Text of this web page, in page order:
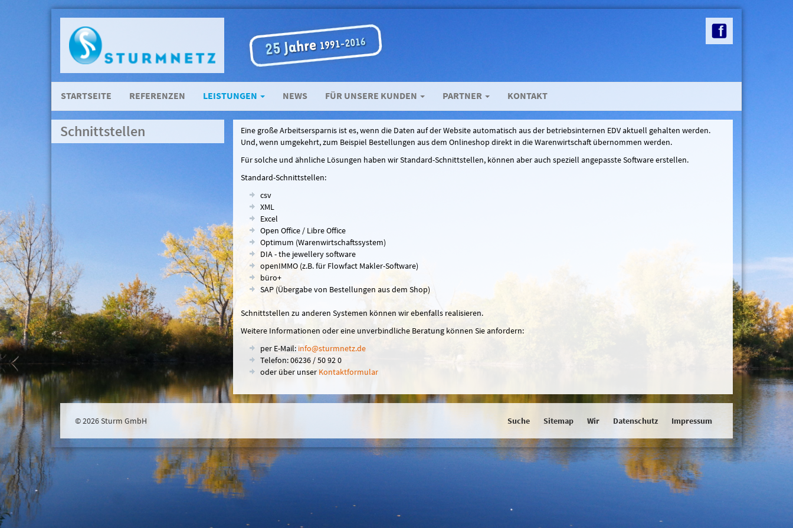
STARTSEITE REFERENZEN LEISTUNGEN NEWS FÜR UNSERE KUNDEN PARTNER KONTAKT
Schnittstellen
Eine große Arbeitsersparnis ist es, wenn die Daten auf der Website automatisch aus der betriebsinternen EDV aktuell gehalten werden.
Und, wenn umgekehrt, zum Beispiel Bestellungen aus dem Onlineshop direkt in die Warenwirtschaft übernommen werden.
Für solche und ähnliche Lösungen haben wir Standard-Schnittstellen, können aber auch speziell angepasste Software erstellen.
Standard-Schnittstellen:
csv
XML
Excel
Open Office / Libre Office
Optimum (Warenwirtschaftssystem)
DIA - the jewellery software
openIMMO (z.B. für Flowfact Makler-Software)
büro+
SAP (Übergabe von Bestellungen aus dem Shop)
Schnittstellen zu anderen Systemen können wir ebenfalls realisieren.
Weitere Informationen oder eine unverbindliche Beratung können Sie anfordern:
per E-Mail: info@sturmnetz.de
Telefon: 06236 / 50 92 0
oder über unser Kontaktformular
© 2026 Sturm GmbH Suche Sitemap Wir Datenschutz Impressum